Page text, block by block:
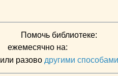
Помочь библиотеке:
ежемесячно на:
или разово другими способами